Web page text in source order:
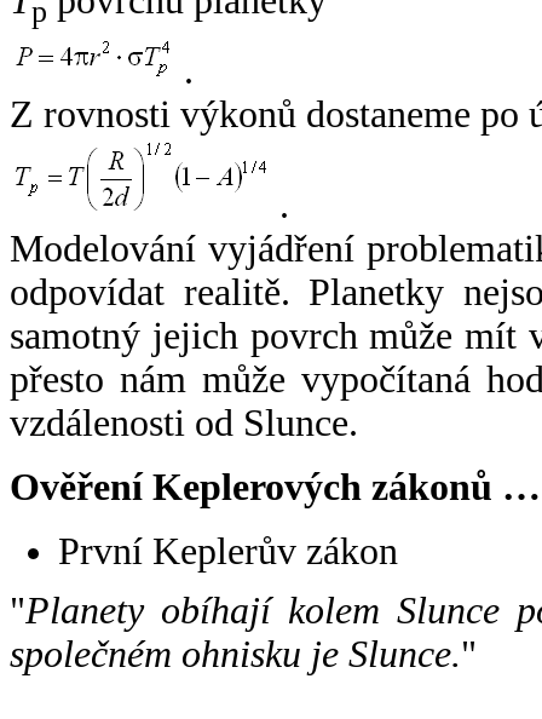
p
.
Z rovnosti výkonů dostaneme po
.
Modelování vyjádření
odpovídat realitě. Planetky
samotný jejich povrch může mít
přesto nám může vypočítaná
vzdálenosti od Slunce.
Ověření Keplerových zákonů …
První Keplerův zákon
"Planety obíhají kolem Slunce
společném ohnisku je Slunce."